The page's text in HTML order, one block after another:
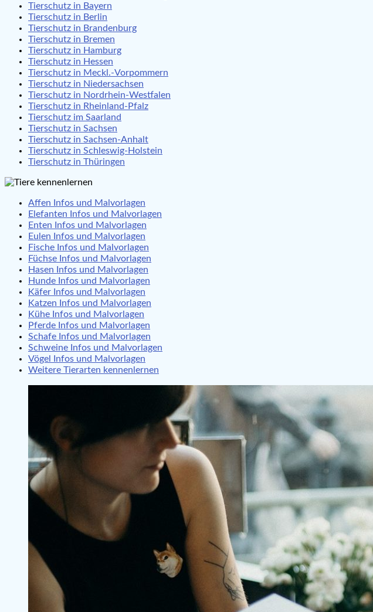
Tierschutz in Bayern
Tierschutz in Berlin
Tierschutz in Brandenburg
Tierschutz in Bremen
Tierschutz in Hamburg
Tierschutz in Hessen
Tierschutz in Meckl.-Vorpommern
Tierschutz in Niedersachsen
Tierschutz in Nordrhein-Westfalen
Tierschutz in Rheinland-Pfalz
Tierschutz im Saarland
Tierschutz in Sachsen
Tierschutz in Sachsen-Anhalt
Tierschutz in Schleswig-Holstein
Tierschutz in Thüringen
Affen Infos und Malvorlagen
Elefanten Infos und Malvorlagen
Enten Infos und Malvorlagen
Eulen Infos und Malvorlagen
Fische Infos und Malvorlagen
Füchse Infos und Malvorlagen
Hasen Infos und Malvorlagen
Hunde Infos und Malvorlagen
Käfer Infos und Malvorlagen
Katzen Infos und Malvorlagen
Kühe Infos und Malvorlagen
Pferde Infos und Malvorlagen
Schafe Infos und Malvorlagen
Schweine Infos und Malvorlagen
Vögel Infos und Malvorlagen
Weitere Tierarten kennenlernen